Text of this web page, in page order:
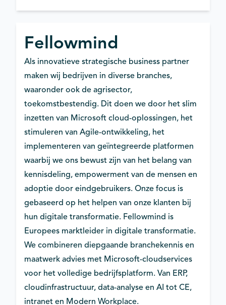
Fellowmind
Als innovatieve strategische business partner
maken wij bedrijven in diverse branches,
waaronder ook de agrisector,
toekomstbestendig. Dit doen we door het slim
inzetten van Microsoft cloud-oplossingen, het
stimuleren van Agile-ontwikkeling, het
implementeren van geïntegreerde platformen
waarbij we ons bewust zijn van het belang van
kennisdeling, empowerment van de mensen en
adoptie door eindgebruikers. Onze focus is
gebaseerd op het helpen van onze klanten bij
hun digitale transformatie. Fellowmind is
Europees marktleider in digitale transformatie.
We combineren diepgaande branchekennis en
maatwerk advies met Microsoft-cloudservices
voor het volledige bedrijfsplatform. Van ERP,
cloudinfrastructuur, data-analyse en AI tot CE,
intranet en Modern Workplace.